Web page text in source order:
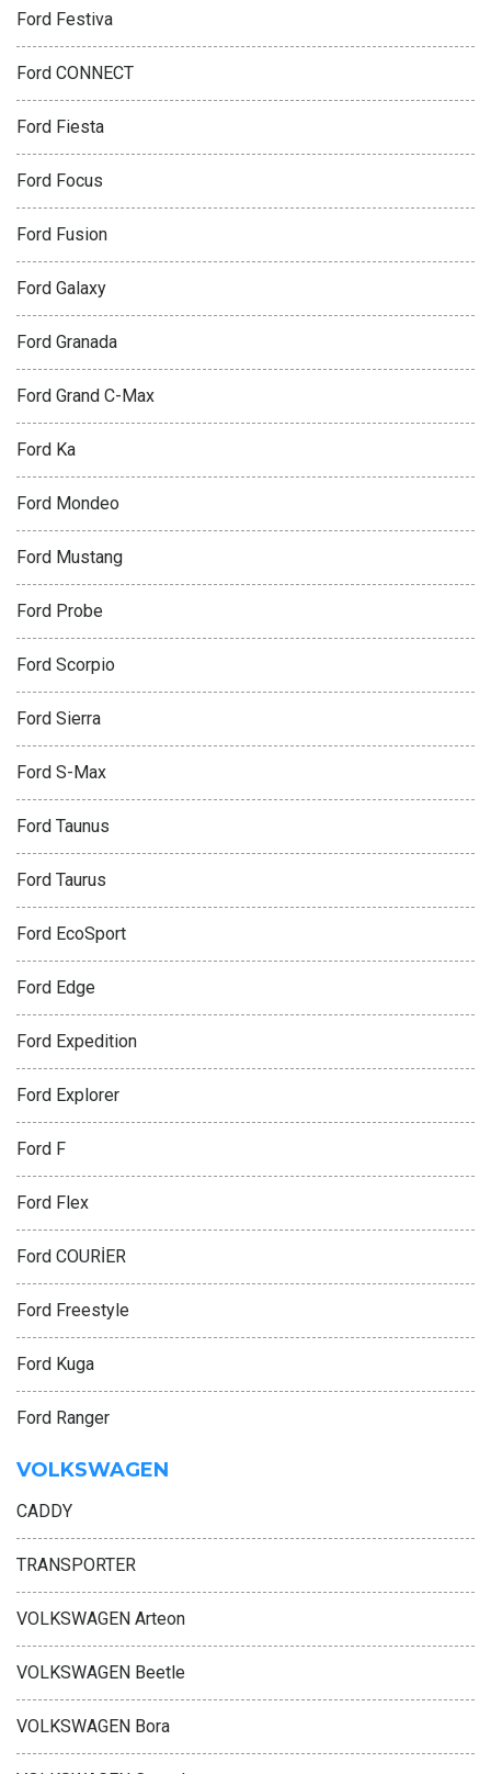
Ford Festiva
Ford CONNECT
Ford Fiesta
Ford Focus
Ford Fusion
Ford Galaxy
Ford Granada
Ford Grand C-Max
Ford Ka
Ford Mondeo
Ford Mustang
Ford Probe
Ford Scorpio
Ford Sierra
Ford S-Max
Ford Taunus
Ford Taurus
Ford EcoSport
Ford Edge
Ford Expedition
Ford Explorer
Ford F
Ford Flex
Ford COURİER
Ford Freestyle
Ford Kuga
Ford Ranger
VOLKSWAGEN
CADDY
TRANSPORTER
VOLKSWAGEN Arteon
VOLKSWAGEN Beetle
VOLKSWAGEN Bora